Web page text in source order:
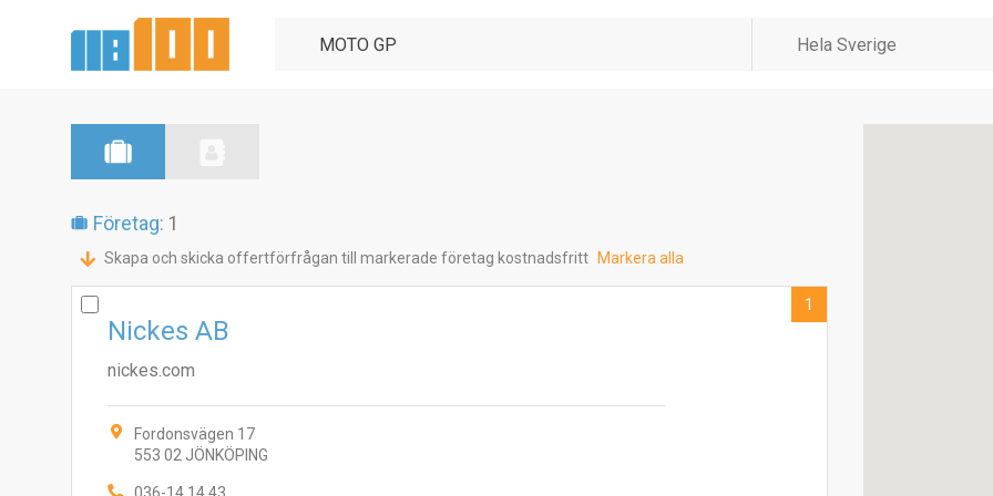
Företag: 1
Skapa och skicka offertförfrågan till markerade företag kostnadsfritt Markera alla
Nickes AB
nickes.com
Fordonsvägen 17
553 02 JÖNKÖPING
1